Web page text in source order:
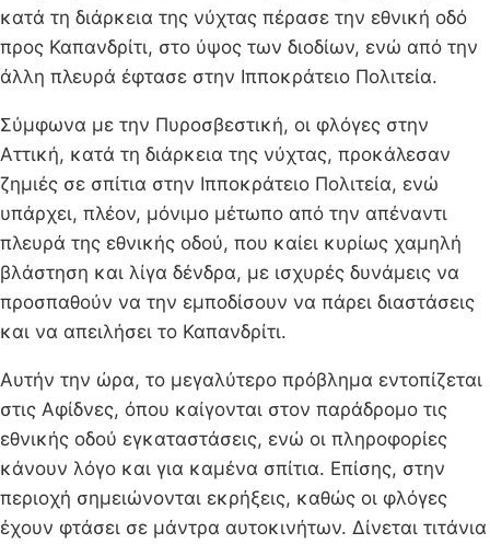
κατά τη διάρκεια της νύχτας πέρασε την εθνική οδό
προς Καπανδρίτι, στο ύψος των διοδίων, ενώ από την
άλλη πλευρά έφτασε στην Ιπποκράτειο Πολιτεία.
Σύμφωνα με την Πυροσβεστική, οι φλόγες στην
Αττική, κατά τη διάρκεια της νύχτας, προκάλεσαν
ζημιές σε σπίτια στην Ιπποκράτειο Πολιτεία, ενώ
υπάρχει, πλέον, μόνιμο μέτωπο από την απέναντι
πλευρά της εθνικής οδού, που καίει κυρίως χαμηλή
βλάστηση και λίγα δένδρα, με ισχυρές δυνάμεις να
προσπαθούν να την εμποδίσουν να πάρει διαστάσεις
και να απειλήσει το Καπανδρίτι.
Αυτήν την ώρα, το μεγαλύτερο πρόβλημα εντοπίζεται
στις Αφίδνες, όπου καίγονται στον παράδρομο τις
εθνικής οδού εγκαταστάσεις, ενώ οι πληροφορίες
κάνουν λόγο και για καμένα σπίτια. Επίσης, στην
περιοχή σημειώνονται εκρήξεις, καθώς οι φλόγες
έχουν φτάσει σε μάντρα αυτοκινήτων. Δίνεται τιτάνια